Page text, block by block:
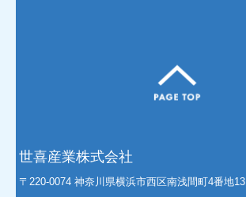
世喜産業株式会社
〒220-0074 神奈川県横浜市西区南浅間町4番地13